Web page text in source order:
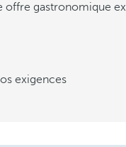
offre gastronomique
exigences